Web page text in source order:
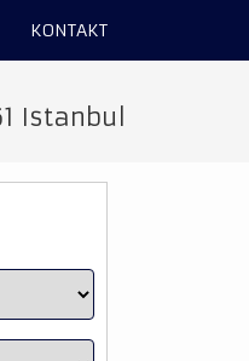
KONTAKT
Istanbul